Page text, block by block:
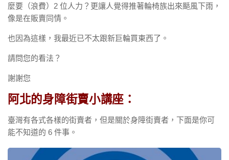
麼要（浪費）2 位人力？更讓人覺得推著輪椅族出來颳風下雨，
像是在販賣同情。
也因為這樣，我最近已不太跟新巨輪買東西了。
請問您的看法？
謝謝您
阿北的身障街賣小講座：
臺灣有各式各樣的街賣者，但是關於身障街賣者，下面是你可
能不知道的 6 件事。